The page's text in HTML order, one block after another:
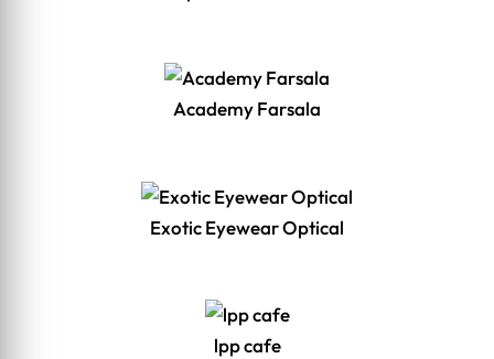
Academy Farsala
Exotic Eyewear Optical
lpp cafe